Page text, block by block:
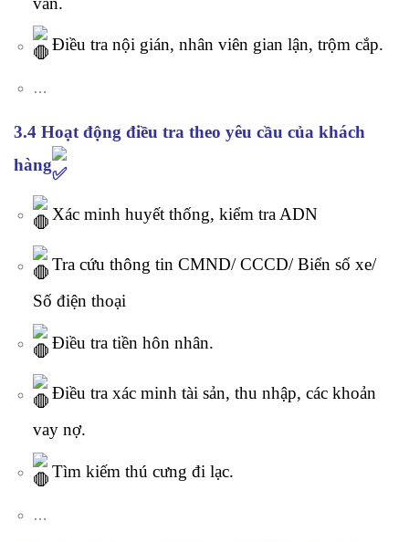
Điều tra nội gián, nhân viên gian lận, trộm cắp.
…
3.4 Hoạt động điều tra theo yêu cầu của khách
hàng
Xác minh huyết thống, kiểm tra ADN
Tra cứu thông tin CMND/ CCCD/ Biển số xe/
Số điện thoại
Điều tra tiền hôn nhân.
Điều tra xác minh tài sản, thu nhập, các khoản
vay nợ.
Tìm kiếm thú cưng đi lạc.
…